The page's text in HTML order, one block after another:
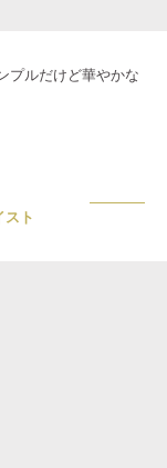
プルだけど華やかな
スト